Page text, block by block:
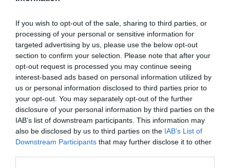
If you wish to opt-out of the sale, sharing to third parties, or
processing of your personal or sensitive information for
targeted advertising by us, please use the below opt-out
section to confirm your selection. Please note that after your
opt-out request is processed you may continue seeing
interest-based ads based on personal information utilized by
us or personal information disclosed to third parties prior to
your opt-out. You may separately opt-out of the further
disclosure of your personal information by third parties on the
IAB’s list of downstream participants. This information may
also be disclosed by us to third parties on the IAB’s List of
Downstream Participants that may further disclose it to other
Garázsokat
ellenőriztek
a helyi
rendőrség
munkatársa
i
Elkezdődött
a Fuss Neki!
Gyergyó
program
kezdeménye
zéseinek
megvalósítá
sa